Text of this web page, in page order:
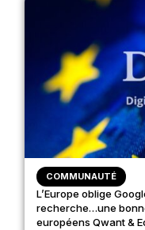
COMMUNAUTÉ
L’Europe oblige
recherche…une
européens Qwant &